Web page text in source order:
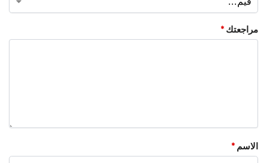
مراجعتك *
الاسم *